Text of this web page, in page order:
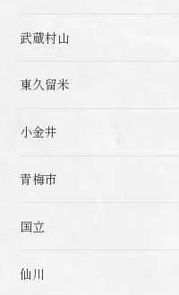
武蔵村山
東久留米
小金井
青梅市
国立
仙川